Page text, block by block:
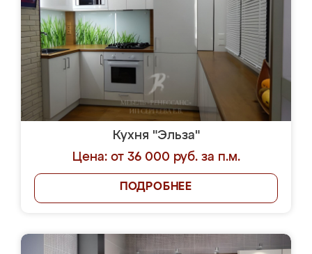
Кухня "Эльза"
Цена: от 36 000 руб. за п.м.
ПОДРОБНЕЕ